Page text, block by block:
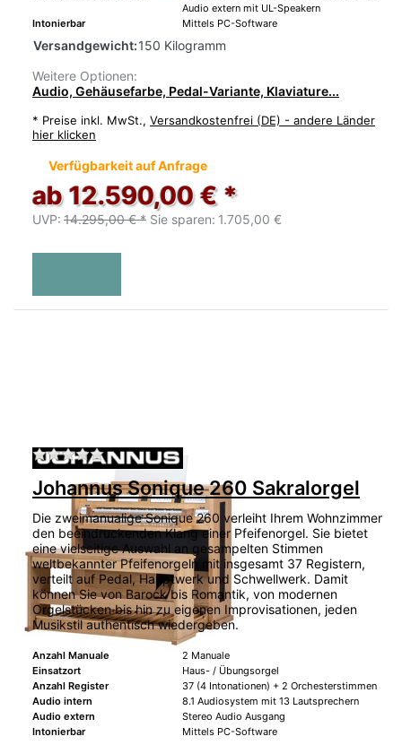
Audio extern mit UL-Speakern
Intonierbar
Mittels PC-Software
Versandgewicht:150 Kilogramm
Weitere Optionen:
Audio, Gehäusefarbe, Pedal-Variante, Klaviature...
* Preise inkl. MwSt., Versandkostenfrei (DE) - andere Länder
hier klicken
Verfügbarkeit auf Anfrage
ab 12.590,00 € *
UVP: 14.295,00 € * Sie sparen: 1.705,00 €
Zu diesem Produkt liegen noch keine
Johannus Sonique 260 Sakralorgel
Die zweimanualige Sonique 260 verleiht Ihrem Wohnzimmer
den beeindruckenden Klang einer Pfeifenorgel. Sie bietet
eine vielseitige Auswahl an gesampelten Stimmen
weltbekannter Pfeifenorgeln mit insgesamt 37 Registern,
verteilt auf Pedal, Hauptwerk und Schwellwerk. Damit
können Sie von Barock bis Romantik, von modernen
Orgelstücken bis hin zu eigenen Improvisationen, jeden
Musikstil authentisch wiedergeben.
Anzahl Manuale
2 Manuale
Einsatzort
Haus- / Übungsorgel
Anzahl Register
37 (4 Intonationen) + 2 Orchesterstimmen
Audio intern
8.1 Audiosystem mit 13 Lautsprechern
Audio extern
Stereo Audio Ausgang
Intonierbar
Mittels PC-Software